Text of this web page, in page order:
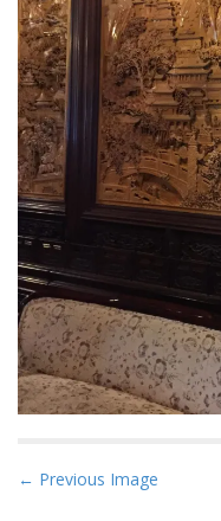
P
← Previous Image